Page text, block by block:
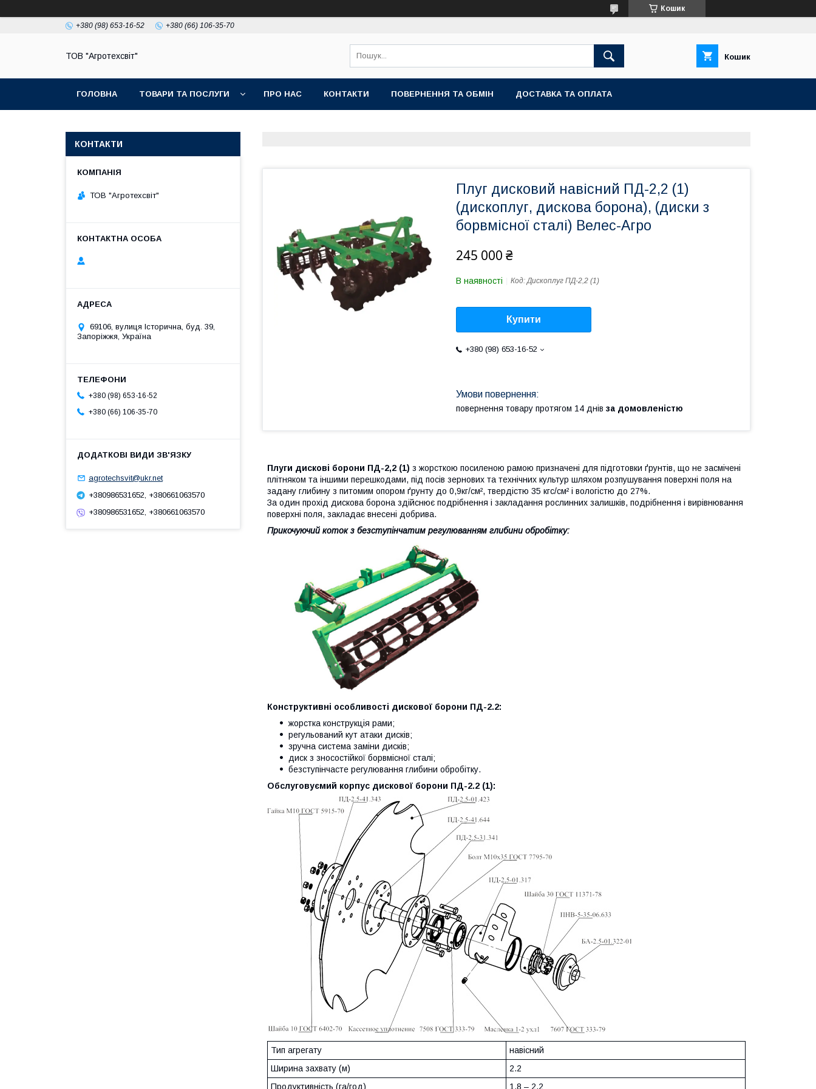
Кошик
+380 (98) 653-16-52 +380 (66) 106-35-70
ТОВ "Агротехсвіт" Кошик
ГОЛОВНА ТОВАРИ ТА ПОСЛУГИ ПРО НАС КОНТАКТИ ПОВЕРНЕННЯ ТА ОБМІН ДОСТАВКА ТА ОПЛАТА
Плуг дисковий навісний ПД-2,2 (1)
(дископлуг, дискова борона), (диски з
борвмісної сталі) Велес-Агро
245 000 ₴
В наявності Код:Дископлуг ПД-2,2 (1)
Купити
+380 (98) 653-16-52
повернення товару протягом 14 днів за домовленістю
Плуги дискові борони ПД-2,2 (1) з жорсткою посиленою рамою призначені для підготовки ґрунтів, що не засмічені
плітняком та іншими перешкодами, під посів зернових та технічних культур шляхом розпушування поверхні поля на
задану глибину з питомим опором ґрунту до 0,9кг/см², твердістю 35 кгс/см² і вологістю до 27%.
За один прохід дискова борона здійснює подрібнення і закладання рослинних залишків, подрібнення і вирівнювання
поверхні поля, закладає внесені добрива.
Прикочуючий коток з безступінчатим регулюванням глибини обробітку:
Конструктивні особливості дискової борони ПД-2.2:
жорстка конструкція рами;
регульований кут атаки дисків;
зручна система заміни дисків;
диск з зносостійкої борвмісної сталі;
безступінчасте регулювання глибини обробітку.
Обслуговуємий корпус дискової борони ПД-2.2 (1):
Тип агрегату
навісний
Ширина захвату (м)
2.2
Продуктивність (га/год)
1.8 ‒ 2.2
КОНТАКТИ
ТОВ "Агротехсвіт"
69106, вулиця Історична, буд. 39,
Запоріжжя, Україна
+380 (98) 653-16-52
+380 (66) 106-35-70
agrotechsvit@ukr.net
+380986531652, +380661063570
+380986531652, +380661063570